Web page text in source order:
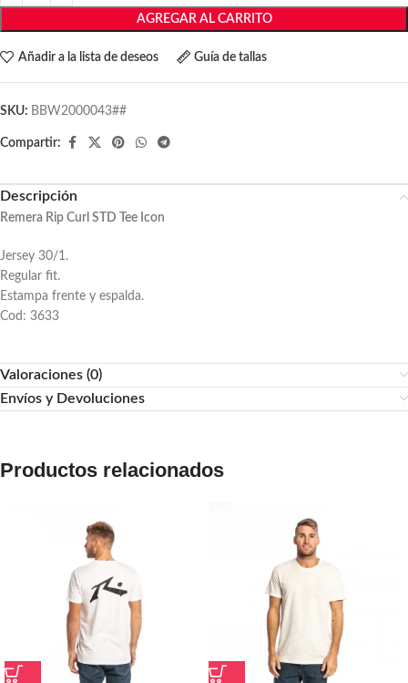
AGREGAR AL CARRITO
Añadir a la lista de deseos Guía de tallas
SKU: BBW2000043##
Compartir:
Descripción
Remera Rip Curl STD Tee Icon
Jersey 30/1.
Regular fit.
Estampa frente y espalda.
Cod: 3633
Valoraciones (0)
Envíos y Devoluciones
Productos relacionados